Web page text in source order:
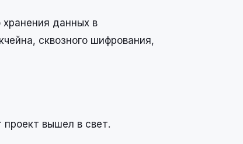
данных в
сквозного шифрования,
проект вышел в свет.